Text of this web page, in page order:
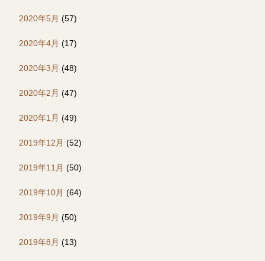
2020年5月 (57)
2020年4月 (17)
2020年3月 (48)
2020年2月 (47)
2020年1月 (49)
2019年12月 (52)
2019年11月 (50)
2019年10月 (64)
2019年9月 (50)
2019年8月 (13)